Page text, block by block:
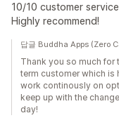
10/10 customer
Highly recommend!
답글 Buddha Apps (Zero
Thank you so much for
term customer which is
work continously on
keep up with the
day!